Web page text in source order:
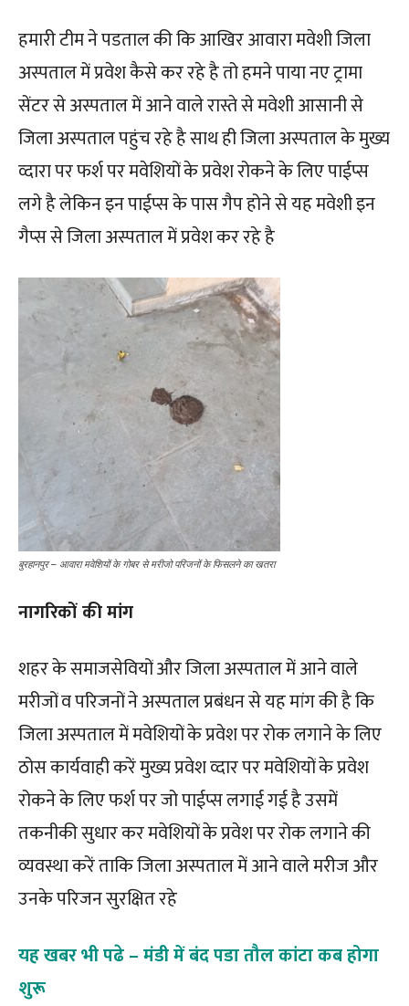
हमारी टीम ने पडताल की कि आखिर आवारा मवेशी जिला
अस्पताल में प्रवेश कैसे कर रहे है तो हमने पाया नए ट्रामा
सेंटर से अस्पताल में आने वाले रास्ते से मवेशी आसानी से
जिला अस्पताल पहुंच रहे है साथ ही जिला अस्पताल के मुख्य
व्दारा पर फर्श पर मवेशियों के प्रवेश रोकने के लिए पाईप्स
लगे है लेकिन इन पाईप्स के पास गैप होने से यह मवेशी इन
गैप्स से जिला अस्पताल में प्रवेश कर रहे है
बुरहानपुर – आवारा मवेशियों के गोबर से मरीजो परिजनों के फिसलने का खतरा
नागरिकों की मांग
शहर के समाजसेवियों और जिला अस्पताल में आने वाले
मरीजों व परिजनों ने अस्पताल प्रबंधन से यह मांग की है कि
जिला अस्पताल में मवेशियों के प्रवेश पर रोक लगाने के लिए
ठोस कार्यवाही करें मुख्य प्रवेश व्दार पर मवेशियों के प्रवेश
रोकने के लिए फर्श पर जो पाईप्स लगाई गई है उसमें
तकनीकी सुधार कर मवेशियों के प्रवेश पर रोक लगाने की
व्यवस्था करें ताकि जिला अस्पताल में आने वाले मरीज और
उनके परिजन सुरक्षित रहे
यह खबर भी पढे – मंडी में बंद पडा तौल कांटा कब होगा
शुरू